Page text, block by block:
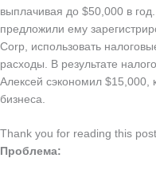
выплачивая до $50,000 в
предложили ему
Corp, использовать
расходы. В результате
Алексей сэкономил $15,000,
бизнеса.
Thank you for reading this
Проблема: